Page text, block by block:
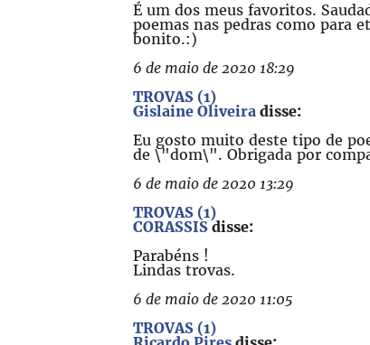
É um dos meus favoritos.
poemas nas pedras como para
bonito.:)
6 de maio de 2020 18:29
TROVAS (1)
Gislaine Oliveira disse:
Eu gosto muito deste tipo de
de \"dom\". Obrigada por
6 de maio de 2020 13:29
TROVAS (1)
CORASSIS disse:
Parabéns !
Lindas trovas.
6 de maio de 2020 11:05
TROVAS (1)